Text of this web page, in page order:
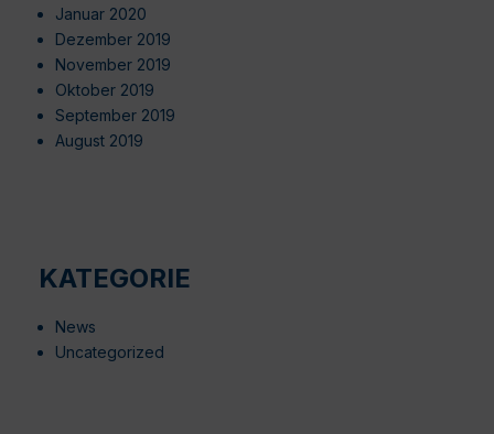
Januar 2020
Dezember 2019
November 2019
Oktober 2019
September 2019
August 2019
KATEGORIE
News
Uncategorized